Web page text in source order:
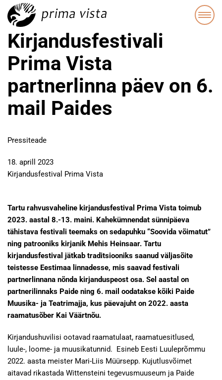
Kirjandusfestivali
Prima Vista
partnerlinna päev on 6.
mail Paides
Pressiteade
18. aprill 2023
Kirjandusfestival Prima Vista
Tartu rahvusvaheline kirjandusfestival Prima Vista toimub
2023. aastal 8.-13. maini. Kahekümnendat sünnipäeva
tähistava festivali teemaks on sedapuhku “Soovida võimatut”
ning patrooniks kirjanik Mehis Heinsaar. Tartu
kirjandusfestival jätkab traditsiooniks saanud väljasõite
teistesse Eestimaa linnadesse, mis saavad festivali
partnerlinnana nõnda kirjanduspeost osa. Sel aastal on
partnerilinnaks Paide ning 6. mail oodatakse kõiki Paide
Muusika- ja Teatrimajja, kus päevajuht on 2022. aasta
raamatusõber Kai Väärtnõu.
Kirjandushuvilisi ootavad raamatulaat, raamatuesitlused,
luule-, loome- ja muusikatunnid. Esineb Eesti Luuleprõmmu
2022. aasta meister Mari-Liis Müürsepp. Kujutlusvõimet
aitavad rikastada Wittensteini tegevusmuuseum ja Paide